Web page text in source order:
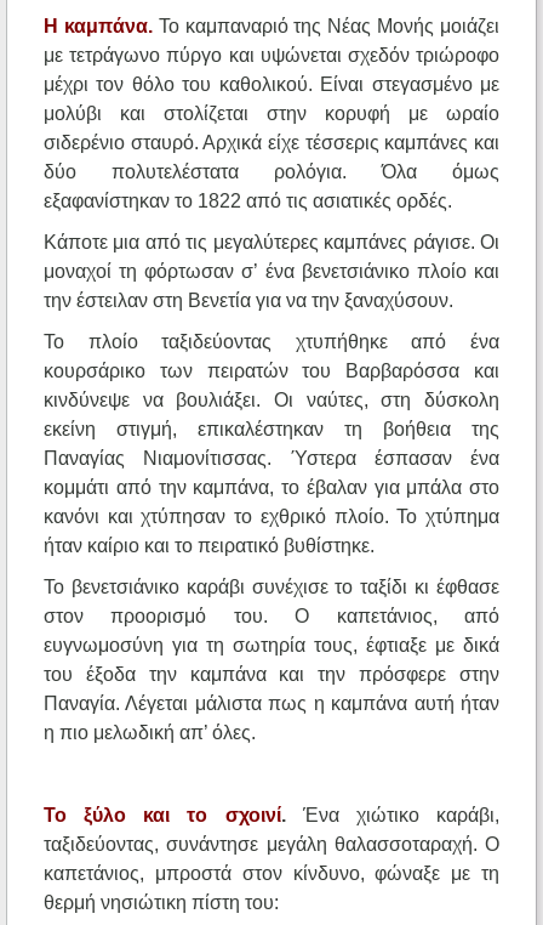
Η καμπάνα.Το καμπαναριό της Νέας Μονής μοιάζει
με τετράγωνο πύργο και υψώνεται σχεδόν τριώροφο
μέχρι τον θόλο του καθολικού. Είναι στεγασμένο με
μολύβι και στολίζεται στην κορυφή με ωραίο
σιδερένιο σταυρό. Αρχικά είχε τέσσερις καμπάνες και
δύο πολυτελέστατα ρολόγια. Όλα όμως
εξαφανίστηκαν το 1822 από τις ασιατικές ορδές.
Κάποτε μια από τις μεγαλύτερες καμπάνες ράγισε. Οι
μοναχοί τη φόρτωσαν σ’ ένα βενετσιάνικο πλοίο και
την έστειλαν στη Βενετία για να την ξαναχύσουν.
Το πλοίο ταξιδεύοντας χτυπήθηκε από ένα
κουρσάρικο των πειρατών του Βαρβαρόσσα και
κινδύνεψε να βουλιάξει. Οι ναύτες, στη δύσκολη
εκείνη στιγμή, επικαλέστηκαν τη βοήθεια της
Παναγίας Νιαμονίτισσας. Ύστερα έσπασαν ένα
κομμάτι από την καμπάνα, το έβαλαν για μπάλα στο
κανόνι και χτύπησαν το εχθρικό πλοίο. Το χτύπημα
ήταν καίριο και το πειρατικό βυθίστηκε.
Το βενετσιάνικο καράβι συνέχισε το ταξίδι κι έφθασε
στον προορισμό του. Ο καπετάνιος, από
ευγνωμοσύνη για τη σωτηρία τους, έφτιαξε με δικά
του έξοδα την καμπάνα και την πρόσφερε στην
Παναγία. Λέγεται μάλιστα πως η καμπάνα αυτή ήταν
η πιο μελωδική απ’ όλες.
Το ξύλο και το σχοινί.Ένα χιώτικο καράβι,
ταξιδεύοντας, συνάντησε μεγάλη θαλασσοταραχή. Ο
καπετάνιος, μπροστά στον κίνδυνο, φώναξε με τη
θερμή νησιώτικη πίστη του: